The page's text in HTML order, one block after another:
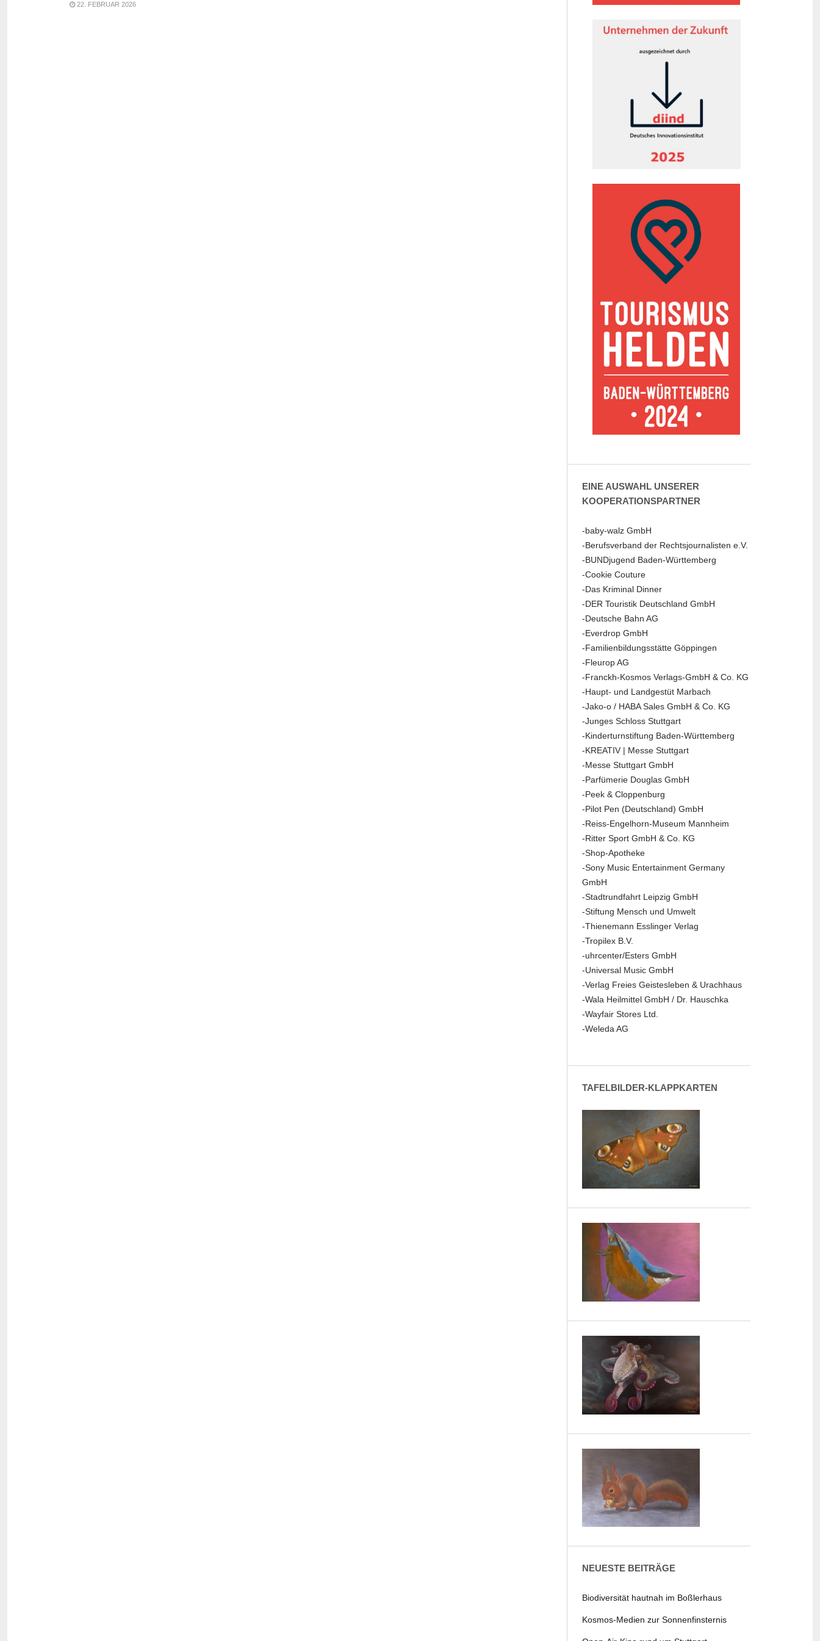
22. FEBRUAR 2026
EINE AUSWAHL UNSERER
KOOPERATIONSPARTNER
-baby-walz GmbH
-Berufsverband der Rechtsjournalisten e.V.
-BUNDjugend Baden-Württemberg
-Cookie Couture
-Das Kriminal Dinner
-DER Touristik Deutschland GmbH
-Deutsche Bahn AG
-Everdrop GmbH
-Familienbildungsstätte Göppingen
-Fleurop AG
-Franckh-Kosmos Verlags-GmbH & Co. KG
-Haupt- und Landgestüt Marbach
-Jako-o / HABA Sales GmbH & Co. KG
-Junges Schloss Stuttgart
-Kinderturnstiftung Baden-Württemberg
-KREATIV | Messe Stuttgart
-Messe Stuttgart GmbH
-Parfümerie Douglas GmbH
-Peek & Cloppenburg
-Pilot Pen (Deutschland) GmbH
-Reiss-Engelhorn-Museum Mannheim
-Ritter Sport GmbH & Co. KG
-Shop-Apotheke
-Sony Music Entertainment Germany
GmbH
-Stadtrundfahrt Leipzig GmbH
-Stiftung Mensch und Umwelt
-Thienemann Esslinger Verlag
-Tropilex B.V.
-uhrcenter/Esters GmbH
-Universal Music GmbH
-Verlag Freies Geistesleben & Urachhaus
-Wala Heilmittel GmbH / Dr. Hauschka
-Wayfair Stores Ltd.
-Weleda AG
TAFELBILDER-KLAPPKARTEN
NEUESTE BEITRÄGE
Biodiversität hautnah im Boßlerhaus
Kosmos-Medien zur Sonnenfinsternis